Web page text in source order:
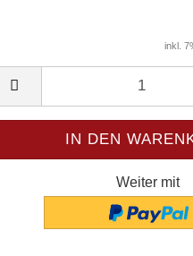
inkl.
Weiter mit